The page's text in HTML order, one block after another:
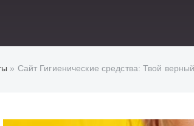
» Сайт Гигиенические средства: Твой